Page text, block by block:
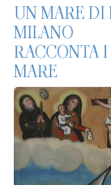
UN MARE DI
MILANO
RACCONTA
MARE